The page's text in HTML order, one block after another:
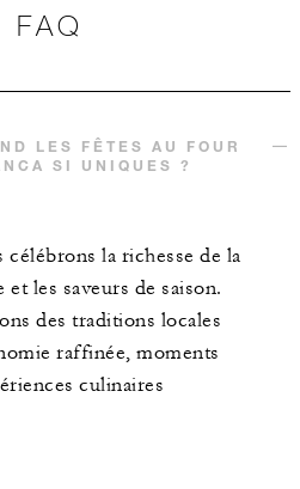
FAQ
LES FÊTES AU FOUR
SI UNIQUES ?
célébrons la richesse de la
les saveurs de saison.
des traditions locales
raffinée, moments
culinaires